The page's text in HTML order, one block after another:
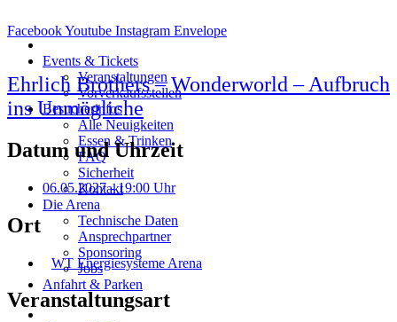
Events & Tickets
Veranstaltungen
Vorverkaufsstellen
Besucherinfos
Alle Neuigkeiten
Essen & Trinken
FAQ
Sicherheit
Kontakt
Die Arena
Technische Daten
Ansprechpartner
Sponsoring
Jobs
Anfahrt & Parken
FacebookYoutube Instagram Envelope
Ehrlich Brothers – Wonderworld – Aufbruch
ins Unmögliche
Datum und Uhrzeit
06.05.2027- 19:00 Uhr
Ort
WT Energiesysteme Arena
Veranstaltungsart